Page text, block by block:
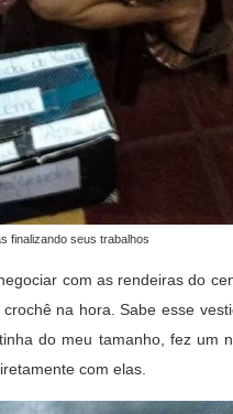
finalizando seus trabalhos
com as rendeiras do
na hora. Sabe esse
do meu tamanho, fez um
com elas.